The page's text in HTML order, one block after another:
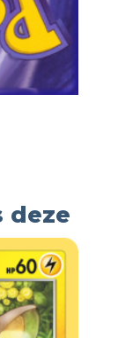
deze